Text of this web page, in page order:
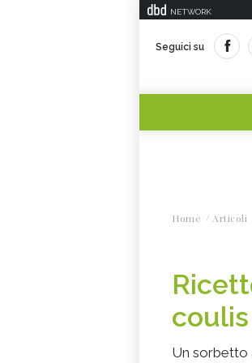
NETWORK
Seguici su
Home Articoli
Un sorbetto